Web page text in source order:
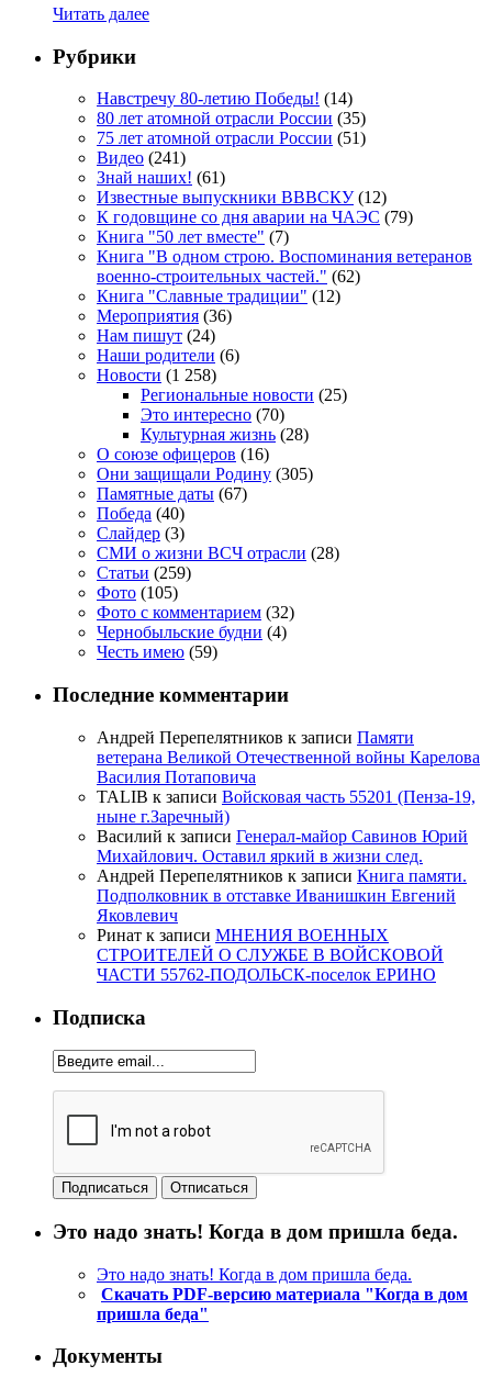
Читать далее
Рубрики
Навстречу 80-летию Победы! (14)
80 лет атомной отрасли России (35)
75 лет атомной отрасли России (51)
Видео (241)
Знай наших! (61)
Известные выпускники ВВВСКУ(12)
К годовщине со дня аварии на ЧАЭС (79)
Книга "50 лет вместе" (7)
Книга "В одном строю. Воспоминания ветеранов
военно-строительных частей." (62)
Книга "Славные традиции" (12)
Мероприятия (36)
Нам пишут (24)
Наши родители (6)
Новости (1 258)
Региональные новости (25)
Это интересно (70)
Культурная жизнь (28)
О союзе офицеров (16)
Они защищали Родину (305)
Памятные даты (67)
Победа (40)
Слайдер (3)
СМИ о жизни ВСЧ отрасли (28)
Статьи (259)
Фото (105)
Фото с комментарием (32)
Чернобыльские будни (4)
Честь имею (59)
Последние комментарии
Андрей Перепелятников к записи Памяти
ветерана Великой Отечественной войны Карелова
Василия Потаповича
TALIB к записи Войсковая часть 55201 (Пенза-19,
ныне г.Заречный)
Василий к записи Генерал-майор Савинов Юрий
Михайлович. Оставил яркий в жизни след.
Андрей Перепелятников к записи Книга памяти.
Подполковник в отставке Иванишкин Евгений
Яковлевич
Ринат к записи МНЕНИЯ ВОЕННЫХ
СТРОИТЕЛЕЙ О СЛУЖБЕ В ВОЙСКОВОЙ
ЧАСТИ 55762-ПОДОЛЬСК-поселок ЕРИНО
Подписка
Это надо знать! Когда в дом пришла беда.
Это надо знать! Когда в дом пришла беда.
Скачать PDF-версию материала "Когда в дом
пришла беда"
Документы